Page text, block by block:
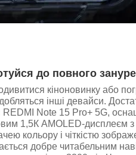
до повного
кіноновинку або
інші девайси.
REDMI Note 15 Pro+ 5G,
1,5К AMOLED-дисплеєм
кольору і чіткістю
добре читабельним